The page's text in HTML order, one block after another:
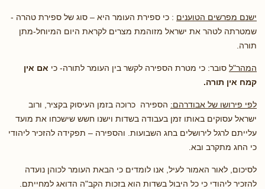
ישנם מפרשים הטוענים : כי ספירת העומר היא – סוג של ספירת טהרה -
שמטרתה לטהר את ישראל מזוהמת מצרים לקראת היום המיוחל-מתן
תורה.
המהר"ל סובר: כי מטרת הספירה לקשר בין העומר לתורה- כי אם אין
קמח אין תורה.
לפי פירושו של אבודרהם: הספירה כרוכה בזמן העיסוק בקציר, ורוב
ישראל עסוקים באותו זמן בעבודה בשדות וישנו חשש שישכחו את מועד
עלייתם לרגל לירושלים בחג השבועות. והספירה – תפקידה להזכיר ליהודי
כי החג מתקרב ובא.
לסיכום, לאור האמור לעיל, אנו לומדים כי הבאת העומר לכוהן נועדה
להזכיר ליהודי כי כל היבול בשדות הוא בזכות הקב"ה הדואג למחייתם.